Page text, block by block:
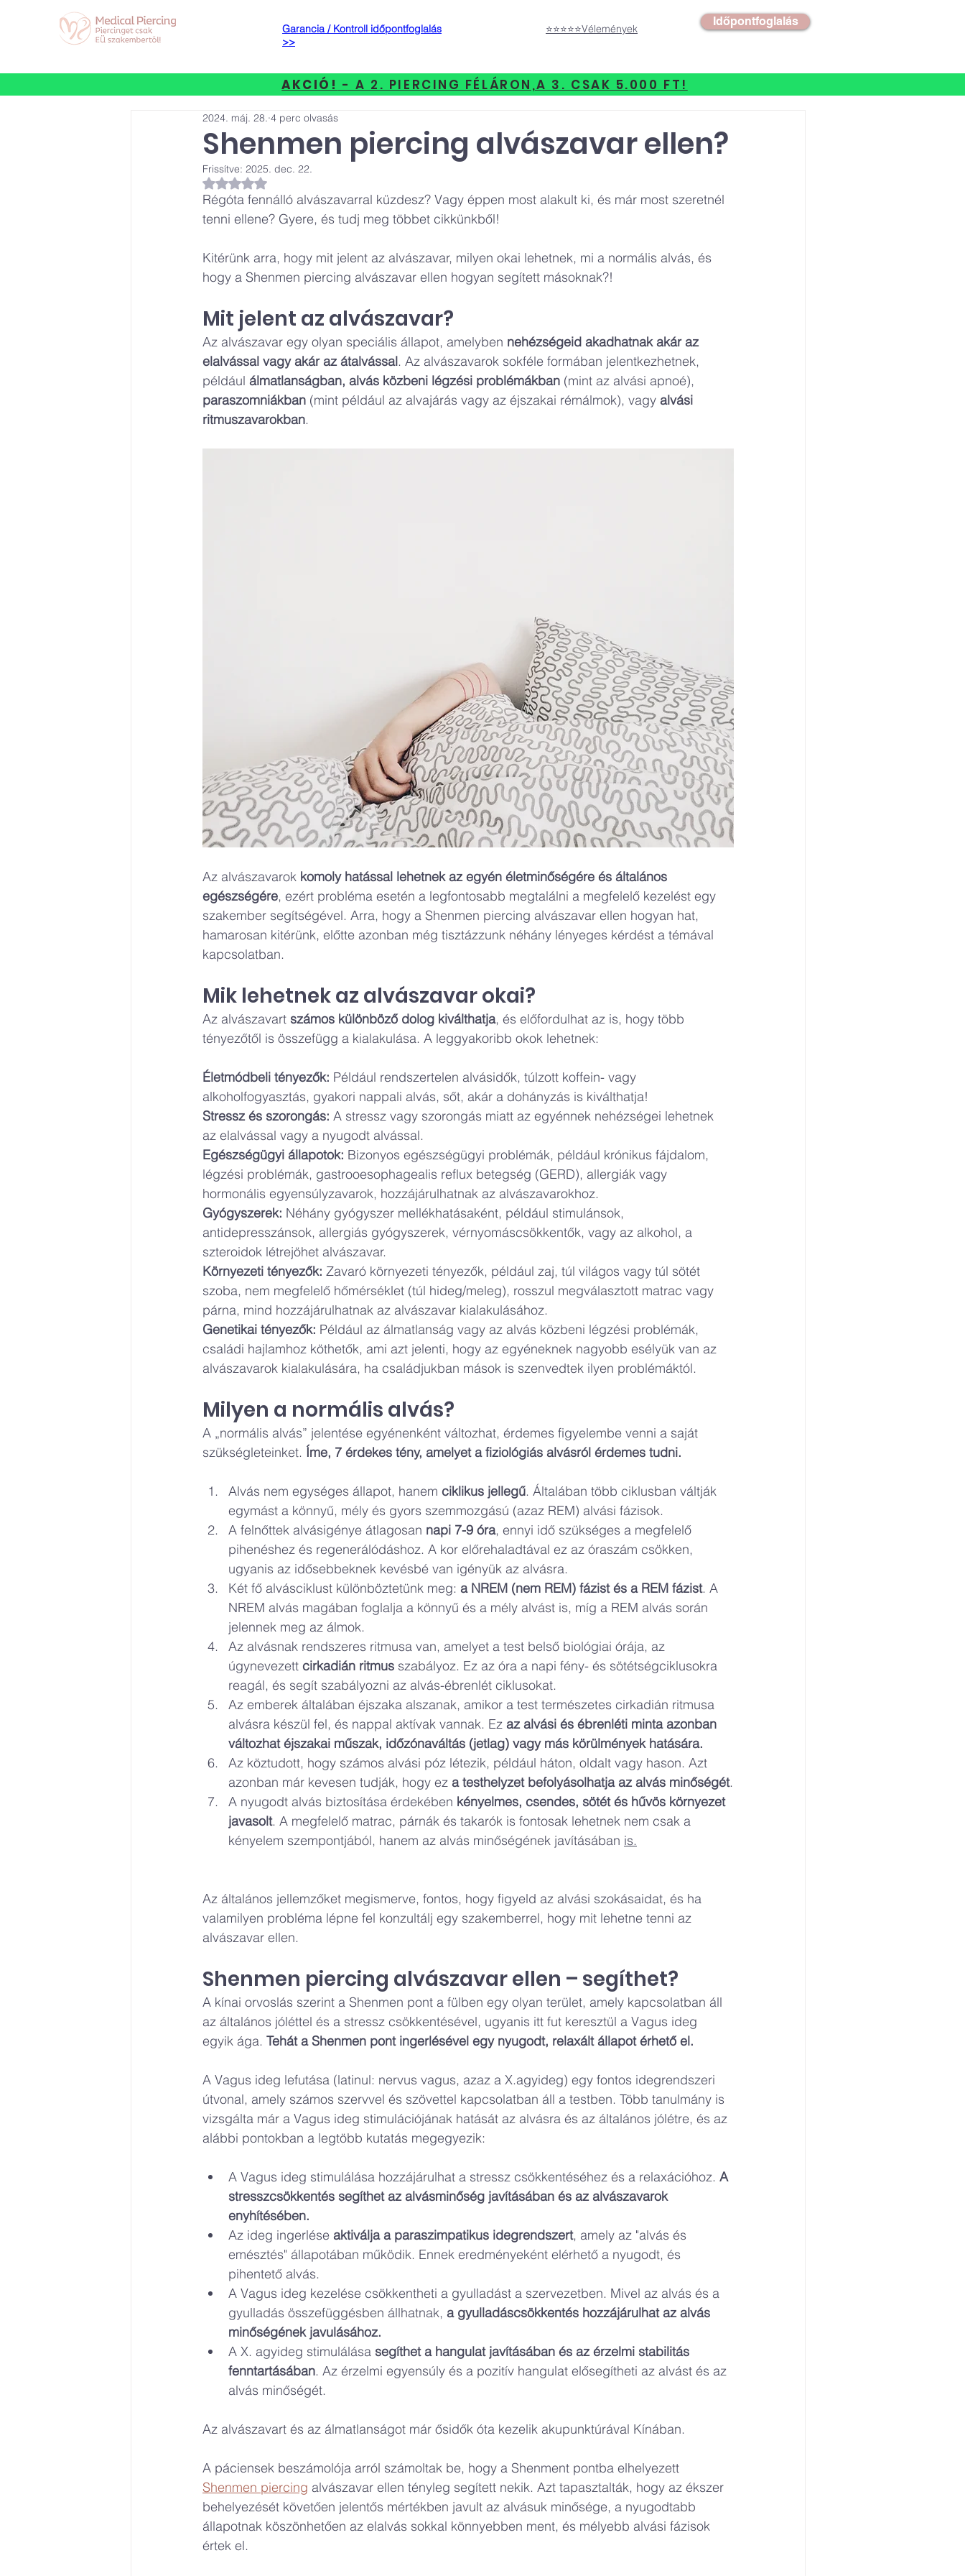
⭐⭐⭐⭐⭐Vélemények
Időpontfoglalás
Garancia / Kontroll időpontfoglalás
>>
AKCIÓ! - A 2. PIERCING FÉLÁRON,A 3. CSAK 5.000 FT!
Shenmen piercing alvászavar ellen?
2024. máj. 28. 4 perc olvasás
Frissítve: 2025. dec. 22.
NaN csillagot kapott az 5-ből.
Régóta fennálló alvászavarral küzdesz? Vagy éppen most alakult ki, és már most szeretnél
tenni ellene? Gyere, és tudj meg többet cikkünkből!
Kitérünk arra, hogy mit jelent az alvászavar, milyen okai lehetnek, mi a normális alvás, és
hogy a Shenmen piercing alvászavar ellen hogyan segített másoknak?!
Mit jelent az alvászavar?
Az alvászavar egy olyan speciális állapot, amelyben nehézségeid akadhatnak akár az
elalvással vagy akár az átalvással. Az alvászavarok sokféle formában jelentkezhetnek,
például álmatlanságban, alvás közbeni légzési problémákban (mint az alvási apnoé),
paraszomniákban (mint például az alvajárás vagy az éjszakai rémálmok), vagy alvási
ritmuszavarokban.
Az alvászavarok komoly hatással lehetnek az egyén életminőségére és általános
egészségére, ezért probléma esetén a legfontosabb megtalálni a megfelelő kezelést egy
szakember segítségével. Arra, hogy a Shenmen piercing alvászavar ellen hogyan hat,
hamarosan kitérünk, előtte azonban még tisztázzunk néhány lényeges kérdést a témával
kapcsolatban.
Mik lehetnek az alvászavar okai?
Az alvászavart számos különböző dolog kiválthatja, és előfordulhat az is, hogy több
tényezőtől is összefügg a kialakulása. A leggyakoribb okok lehetnek:
Életmódbeli tényezők: Például rendszertelen alvásidők, túlzott koffein- vagy
alkoholfogyasztás, gyakori nappali alvás, sőt, akár a dohányzás is kiválthatja!
Stressz és szorongás: A stressz vagy szorongás miatt az egyénnek nehézségei lehetnek
az elalvással vagy a nyugodt alvással.
Egészségügyi állapotok: Bizonyos egészségügyi problémák, például krónikus fájdalom,
légzési problémák, gastrooesophagealis reflux betegség (GERD), allergiák vagy
hormonális egyensúlyzavarok, hozzájárulhatnak az alvászavarokhoz.
Gyógyszerek: Néhány gyógyszer mellékhatásaként, például stimulánsok,
antidepresszánsok, allergiás gyógyszerek, vérnyomáscsökkentők, vagy az alkohol, a
szteroidok létrejöhet alvászavar.
Környezeti tényezők: Zavaró környezeti tényezők, például zaj, túl világos vagy túl sötét
szoba, nem megfelelő hőmérséklet (túl hideg/meleg), rosszul megválasztott matrac vagy
párna, mind hozzájárulhatnak az alvászavar kialakulásához.
Genetikai tényezők: Például az álmatlanság vagy az alvás közbeni légzési problémák,
családi hajlamhoz köthetők, ami azt jelenti, hogy az egyéneknek nagyobb esélyük van az
alvászavarok kialakulására, ha családjukban mások is szenvedtek ilyen problémáktól.
Milyen a normális alvás?
A „normális alvás” jelentése egyénenként változhat, érdemes figyelembe venni a saját
szükségleteinket. Íme, 7 érdekes tény, amelyet a fiziológiás alvásról érdemes tudni.
Alvás nem egységes állapot, hanem ciklikus jellegű. Általában több ciklusban váltják
egymást a könnyű, mély és gyors szemmozgású (azaz REM) alvási fázisok.
A felnőttek alvásigénye átlagosan napi 7-9 óra, ennyi idő szükséges a megfelelő
pihenéshez és regenerálódáshoz. A kor előrehaladtával ez az óraszám csökken,
ugyanis az idősebbeknek kevésbé van igényük az alvásra.
Két fő alvásciklust különböztetünk meg: a NREM (nem REM) fázist és a REM fázist. A
NREM alvás magában foglalja a könnyű és a mély alvást is, míg a REM alvás során
jelennek meg az álmok.
Az alvásnak rendszeres ritmusa van, amelyet a test belső biológiai órája, az
úgynevezett cirkadián ritmus szabályoz. Ez az óra a napi fény- és sötétségciklusokra
reagál, és segít szabályozni az alvás-ébrenlét ciklusokat.
Az emberek általában éjszaka alszanak, amikor a test természetes cirkadián ritmusa
alvásra készül fel, és nappal aktívak vannak. Ez az alvási és ébrenléti minta azonban
változhat éjszakai műszak, időzónaváltás (jetlag) vagy más körülmények hatására.
Az köztudott, hogy számos alvási póz létezik, például háton, oldalt vagy hason. Azt
azonban már kevesen tudják, hogy ez a testhelyzet befolyásolhatja az alvás minőségét.
A nyugodt alvás biztosítása érdekében kényelmes, csendes, sötét és hűvös környezet
javasolt. A megfelelő matrac, párnák és takarók is fontosak lehetnek nem csak a
kényelem szempontjából, hanem az alvás minőségének javításában is.
Az általános jellemzőket megismerve, fontos, hogy figyeld az alvási szokásaidat, és ha
valamilyen probléma lépne fel konzultálj egy szakemberrel, hogy mit lehetne tenni az
alvászavar ellen.
Shenmen piercing alvászavar ellen – segíthet?
A kínai orvoslás szerint a Shenmen pont a fülben egy olyan terület, amely kapcsolatban áll
az általános jóléttel és a stressz csökkentésével, ugyanis itt fut keresztül a Vagus ideg
egyik ága. Tehát a Shenmen pont ingerlésével egy nyugodt, relaxált állapot érhető el.
A Vagus ideg lefutása (latinul: nervus vagus, azaz a X.agyideg) egy fontos idegrendszeri
útvonal, amely számos szervvel és szövettel kapcsolatban áll a testben. Több tanulmány is
vizsgálta már a Vagus ideg stimulációjának hatását az alvásra és az általános jólétre, és az
alábbi pontokban a legtöbb kutatás megegyezik:
A Vagus ideg stimulálása hozzájárulhat a stressz csökkentéséhez és a relaxációhoz. A
stresszcsökkentés segíthet az alvásminőség javításában és az alvászavarok
enyhítésében.
Az ideg ingerlése aktiválja a paraszimpatikus idegrendszert, amely az "alvás és
emésztés" állapotában működik. Ennek eredményeként elérhető a nyugodt, és
pihentető alvás.
A Vagus ideg kezelése csökkentheti a gyulladást a szervezetben. Mivel az alvás és a
gyulladás összefüggésben állhatnak, a gyulladáscsökkentés hozzájárulhat az alvás
minőségének javulásához.
A X. agyideg stimulálása segíthet a hangulat javításában és az érzelmi stabilitás
fenntartásában. Az érzelmi egyensúly és a pozitív hangulat elősegítheti az alvást és az
alvás minőségét.
Az alvászavart és az álmatlanságot már ősidők óta kezelik akupunktúrával Kínában.
A páciensek beszámolója arról számoltak be, hogy a Shenment pontba elhelyezett
Shenmen piercing alvászavar ellen tényleg segített nekik. Azt tapasztalták, hogy az ékszer
behelyezését követően jelentős mértékben javult az alvásuk minősége, a nyugodtabb
állapotnak köszönhetően az elalvás sokkal könnyebben ment, és mélyebb alvási fázisok
értek el.